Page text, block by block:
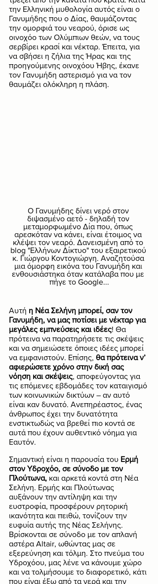
την Ελληνική μυθολογία αυτός είναι ο
Γανυμήδης που ο Δίας, θαυμάζοντας
την ομορφιά του νεαρού, όρισε ως
οινοχόο των Ολύμπιων θεών, να τους
σερβίρει κρασί και νέκταρ. Έπειτα, για
να σβήσει η ζήλια της Ήρας και της
προηγούμενης οινοχόου Ήβης, έκανε
τον Γανυμήδη αστερισμό για να τον
θαυμάζει ολόκληρη η πλάση.
Ο Γανυμήδης δίνει νερό στον
διψασμένο αετό - δηλαδή τον
μεταμορφωμένο Δία που, όπως
αρεσκόταν να κάνει, είναι έτοιμος να
κλέψει τον νεαρό. Δανεισμένη από το
blog "Ελλήνων Δίκτυο" του εξαιρετικού
κ. Γιώργου Κοντογιώργη. Αναζητούσα
μια όμορφη εικόνα του Γανυμήδη και
ενθουσιάστηκα όταν κατάλαβα που με
πήγε το Google...
Αυτή η Νέα Σελήνη μπορεί, σαν τον
Γανυμήδη, να μας ποτίσει με νέκταρ για
μεγάλες εμπνεύσεις και ιδέες! Θα
πρότεινα να παρατηρήσετε τις σκέψεις
και να σημειώσετε όποιες ιδέες μπορεί
να εμφανιστούν. Επίσης, θα πρότεινα ν’
αφιερώσετε χρόνο στην δική σας
νόηση και σκέψεις, αποφεύγοντας για
τις επόμενες εβδομάδες τον καταιγισμό
των κοινωνικών δικτύων – αν αυτό
είναι καν δυνατό. Ανεπηρέαστος, ένας
άνθρωπος έχει την δυνατότητα
ενστικτωδώς να βρεθεί πιο κοντά σε
αυτά που έχουν αυθεντικό νόημα για
Εαυτόν.
Σημαντική είναι η παρουσία του Ερμή
στον Υδροχόο, σε σύνοδο με τον
Πλούτωνα, και αρκετά κοντά στη Νέα
Σελήνη. Ερμής και Πλούτωνας
αυξάνουν την αντίληψη και την
ευστροφία, προσφέρουν ρητορική
ικανότητα και πειθώ, τονίζουν την
ευφυία αυτής της Νέας Σελήνης.
Βρίσκονται σε σύνοδο με τον απλανή
αστέρα Altair, ωθώντας μας σε
εξερεύνηση και τόλμη. Στο πνεύμα του
Υδροχόου, μας λένε να κάνουμε χώρο
και να τολμήσουμε το διαφορετικό, κάτι
που είναι έξω από τα νερά και την